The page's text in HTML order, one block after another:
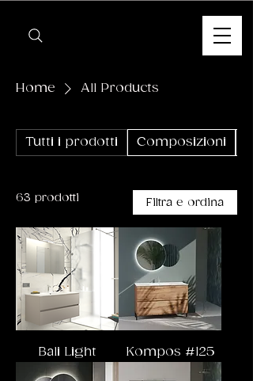
Home All Products
Tutti i prodotti Composizioni
63 prodotti Filtra e ordina
Bali Light Kompos #125